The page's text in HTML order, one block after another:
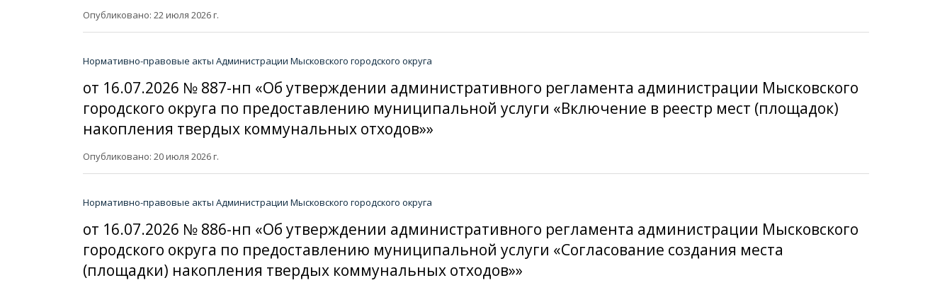
Опубликовано: 22 июля 2026 г.
Нормативно-правовые акты Администрации Мысковского городского округа
от 16.07.2026 № 887-нп «Об утверждении административного регламента администрации Мысковского
городского округа по предоставлению муниципальной услуги «Включение в реестр мест (площадок)
накопления твердых коммунальных отходов»»
Опубликовано: 20 июля 2026 г.
Нормативно-правовые акты Администрации Мысковского городского округа
от 16.07.2026 № 886-нп «Об утверждении административного регламента администрации Мысковского
городского округа по предоставлению муниципальной услуги «Согласование создания места
(площадки) накопления твердых коммунальных отходов»»